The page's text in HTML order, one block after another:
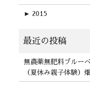
► 2015
無農薬無肥料ブルー
（夏休み親子体験）